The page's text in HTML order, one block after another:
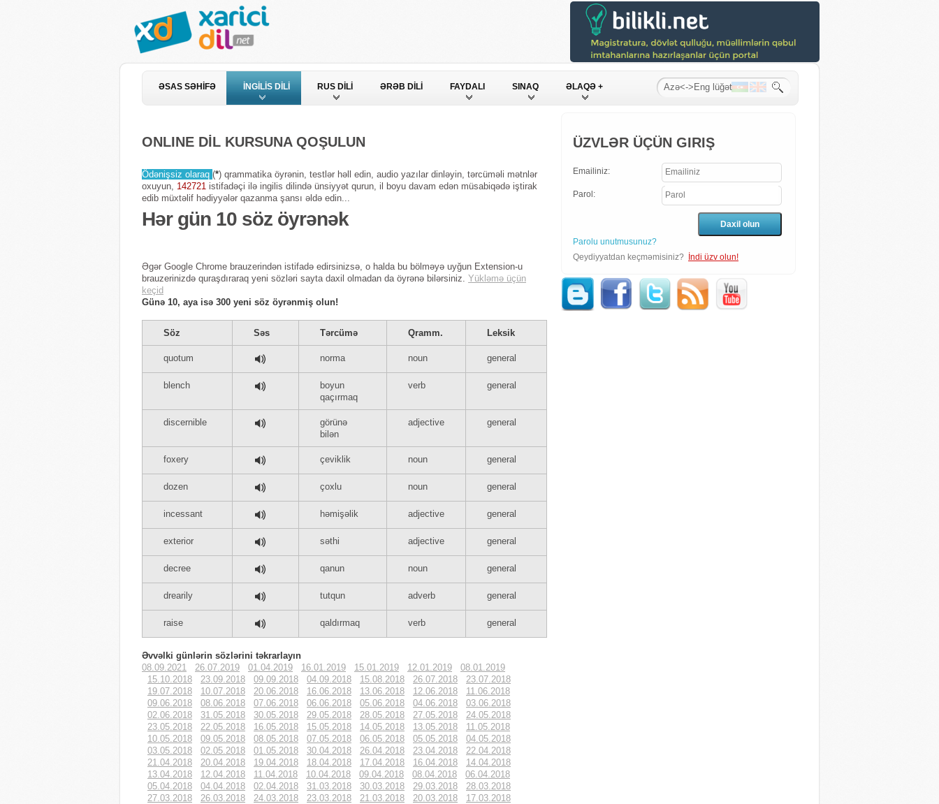
ƏSAS SƏHİFƏ İNGİLİS DİLİ RUS DİLİ ƏRƏB DİLİ FAYDALI SINAQ ƏLAQƏ +
ONLINE DİL KURSUNA QOŞULUN
Ödənişsiz olaraq (*) qrammatika öyrənin, testlər həll edin, audio yazılar dinləyin, tərcüməli mətnlər
oxuyun, 142721 istifadəçi ilə ingilis dilində ünsiyyət qurun, il boyu davam edən müsabiqədə iştirak
edib müxtəlif hədiyyələr qazanma şansı əldə edin...
Hər gün 10 söz öyrənək
Əgər Google Chrome brauzerindən istifadə edirsinizsə, o halda bu bölməyə uyğun Extension-u
brauzerinizdə quraşdıraraq yeni sözləri sayta daxil olmadan da öyrənə bilərsiniz. Yükləmə üçün
keçid
Günə 10, aya isə 300 yeni söz öyrənmiş olun!
Söz Səs Tərcümə Qramm. Leksik
quotum norma noun general
blench
boyun
qaçırmaq
verb general
discernible
görünə
bilən
adjective general
foxery çeviklik noun general
dozen çoxlu noun general
incessant həmişəlik adjective general
exterior səthi adjective general
decree qanun noun general
drearily tutqun adverb general
raise qaldırmaq verb general
Əvvəlki günlərin sözlərini təkrarlayın
08.09.2021
26.07.2019 01.04.2019 16.01.2019 15.01.2019 12.01.2019
08.01.2019
15.10.2018
23.09.2018 09.09.2018 04.09.2018 15.08.2018 26.07.2018
23.07.2018
19.07.2018
10.07.2018 20.06.2018 16.06.2018 13.06.2018 12.06.2018
11.06.2018
09.06.2018
08.06.2018 07.06.2018 06.06.2018 05.06.2018 04.06.2018
03.06.2018
02.06.2018
31.05.2018 30.05.2018 29.05.2018 28.05.2018 27.05.2018
24.05.2018
23.05.2018
22.05.2018 16.05.2018 15.05.2018 14.05.2018 13.05.2018
11.05.2018
10.05.2018
09.05.2018 08.05.2018 07.05.2018 06.05.2018 05.05.2018
04.05.2018
03.05.2018
02.05.2018 01.05.2018 30.04.2018 26.04.2018 23.04.2018
22.04.2018
21.04.2018
20.04.2018 19.04.2018 18.04.2018 17.04.2018 16.04.2018
14.04.2018
13.04.2018
12.04.2018 11.04.2018 10.04.2018 09.04.2018 08.04.2018
06.04.2018
05.04.2018
04.04.2018 02.04.2018 31.03.2018 30.03.2018 29.03.2018
28.03.2018
27.03.2018
26.03.2018 24.03.2018 23.03.2018 21.03.2018 20.03.2018
17.03.2018
ÜZVLƏR ÜÇÜN GIRIŞ
Emailiniz:
Parol:
Parolu unutmusunuz?
Qeydiyyatdan keçməmisiniz?
İndi üzv olun!